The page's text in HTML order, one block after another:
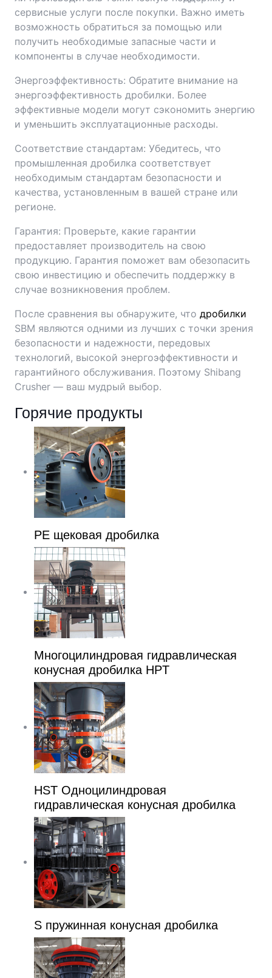
сервисные услуги после покупки. Важно иметь
возможность обратиться за помощью или
получить необходимые запасные части и
компоненты в случае необходимости.
Энергоэффективность: Обратите внимание на
энергоэффективность дробилки. Более
эффективные модели могут сэкономить энергию
и уменьшить эксплуатационные расходы.
Соответствие стандартам: Убедитесь, что
промышленная дробилка соответствует
необходимым стандартам безопасности и
качества, установленным в вашей стране или
регионе.
Гарантия: Проверьте, какие гарантии
предоставляет производитель на свою
продукцию. Гарантия поможет вам обезопасить
свою инвестицию и обеспечить поддержку в
случае возникновения проблем.
После сравнения вы обнаружите, что дробилки
SBM являются одними из лучших с точки зрения
безопасности и надежности, передовых
технологий, высокой энергоэффективности и
гарантийного обслуживания. Поэтому Shibang
Crusher — ваш мудрый выбор.
Горячие продукты
PE щековая дробилка
Многоцилиндровая гидравлическая
конусная дробилка HPT
HST Одноцилиндровая
гидравлическая конусная дробилка
S пружинная конусная дробилка